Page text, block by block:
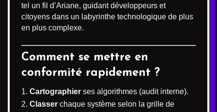
tel un fil d’Ariane, guidant développeurs et
citoyens dans un labyrinthe technologique de plus
en plus complexe.
Comment se mettre en
conformité rapidement ?
Cartographier ses algorithmes (audit interne).
Classer chaque système selon la grille de